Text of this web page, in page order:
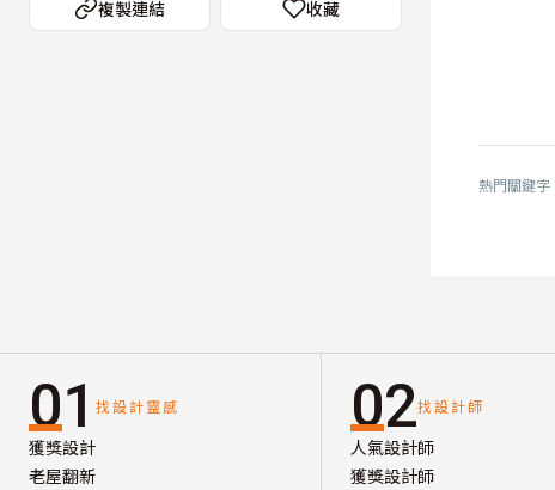
複製連結 收藏
熱門關鍵字
01 找設計靈感
獲獎設計
老屋翻新
02找設計師
人氣設計師
獲獎設計師